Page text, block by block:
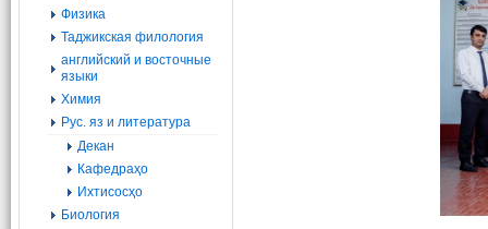
Физика
Таджикская филология
английский и восточные
языки
Химия
Рус. яз и литература
Декан
Кафедраҳо
Ихтисосҳо
Биология